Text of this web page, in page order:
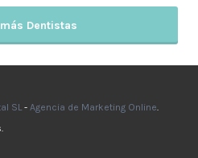
Dentistas
SL- Agencia de Marketing Online.